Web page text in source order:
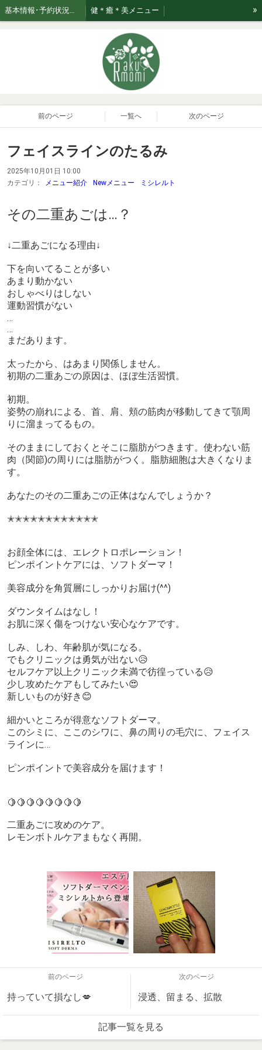
基本情報･予約状況・ページのご案内 健＊癒＊美メニュー
ご案内 セラピスト紹介
»
前のページ 一覧へ 次のページ
フェイスラインのたるみ
2025年10月01日 10:00
カテゴリ：
メニュー紹介 Newメニュー ミシレルト
その二重あごは…？
↓二重あごになる理由↓
下を向いてることが多い
あまり動かない
おしゃべりはしない
運動習慣がない
…
…
まだあります。
太ったから、はあまり関係しません。
初期の二重あごの原因は、ほぼ生活習慣。
初期。
姿勢の崩れによる、首、肩、頬の筋肉が移動してきて顎周
りに溜まってるもの。
そのままにしておくとそこに脂肪がつきます。使わない筋
肉（関節)の周りには脂肪がつく。脂肪細胞は大きくなりま
す。
あなたのその二重あごの正体はなんでしょうか？
✭✭✭✭✭✭✭✭✭✭✭✭
お顔全体には、エレクトロポレーション！
ピンポイントケアには、ソフトダーマ！
美容成分を角質層にしっかりお届け(^^)
ダウンタイムはなし！
お肌に深く傷をつけない安心なケアです。
しみ、しわ、年齢肌が気になる。
でもクリニックは勇気が出ない😥
セルフケア以上クリニック未満で彷徨っている😥
少し攻めたケアもしてみたい😍
新しいものが好き😊
細かいところが得意なソフトダーマ。
このシミに、ここのシワに、鼻の周りの毛穴に、フェイス
ラインに…
ピンポイントで美容成分を届けます！
🍋🍋🍋🍋🍋🍋🍋🍋
二重あごに攻めのケア。
レモンボトルケアまもなく再開。
前のページ
持っていて損なし💋
次のページ
浸透、留まる、拡散
記事一覧を見る